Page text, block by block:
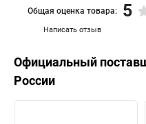
Написать отзыв
Общая оценка товара: 5
Официальный
России